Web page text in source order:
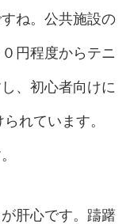
ね。公共施設の
円程度からテニ
、初心者向けに
れています。
肝心です。躊躇